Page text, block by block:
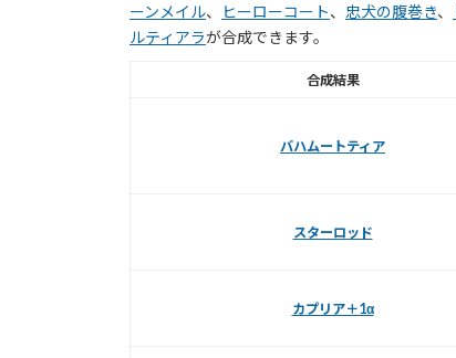
ーンメイル、 ヒーローコート、 忠犬の腹巻き、
ルティアラが合成できます。
合成結果
バハムートティア
スターロッド
カプリア＋1α